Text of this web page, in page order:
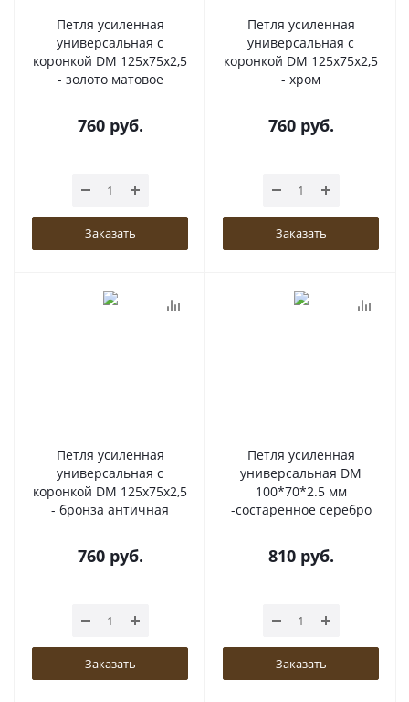
Петля усиленная
универсальная с
коронкой DM 125x75x2,5
- золото матовое
760 руб.
Заказать
Петля усиленная
универсальная с
коронкой DM 125x75x2,5
- хром
760 руб.
Заказать
Петля усиленная
универсальная с
коронкой DM 125x75x2,5
- бронза античная
760 руб.
Заказать
Петля усиленная
универсальная DM
100*70*2.5 мм
-состаренное серебро
810 руб.
Заказать